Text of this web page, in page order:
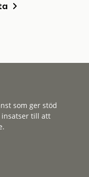
som ger stöd
insatser till att